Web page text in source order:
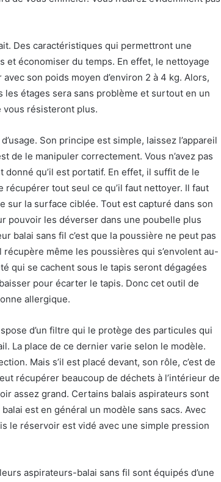
Des caractéristiques qui permettront une
et économiser du temps. En effet, le nettoyage
son poids moyen d’environ 2 à 4 kg. Alors,
étages sera sans problème et surtout en un
vous résisteront plus.
Son principe est simple, laissez l’appareil
de le manipuler correctement. Vous n’avez pas
qu’il est portatif. En effet, il suffit de le
récupérer tout seul ce qu’il faut nettoyer. Il faut
sur la surface ciblée. Tout est capturé dans son
pouvoir les déverser dans une poubelle plus
balai sans fil c’est que la poussière ne peut pas
récupère même les poussières qui s’envolent au-
qui se cachent sous le tapis seront dégagées
pour écarter le tapis. Donc cet outil de
allergique.
d’un filtre qui le protège des particules qui
La place de ce dernier varie selon le modèle.
Mais s’il est placé devant, son rôle, c’est de
récupérer beaucoup de déchets à l’intérieur de
assez grand. Certains balais aspirateurs sont
est en général un modèle sans sacs. Avec
le réservoir est vidé avec une simple pression
aspirateurs-balai sans fil sont équipés d’une